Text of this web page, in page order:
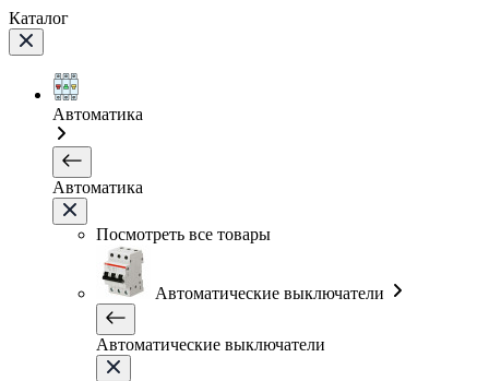
Каталог
Автоматика
Автоматика
Посмотреть все товары
Автоматические выключатели
Автоматические выключатели